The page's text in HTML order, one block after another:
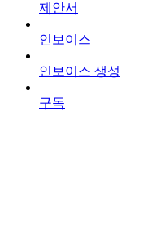
제안서
인보이스
인보이스 생성
구독